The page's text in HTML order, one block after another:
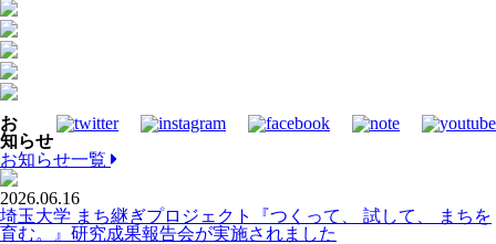
お
知らせ
お知らせ一覧
2026.06.16
埼玉大学 まち継ぎプロジェクト『つくって、 試して、 まちを
育む。』研究成果報告会が実施されました